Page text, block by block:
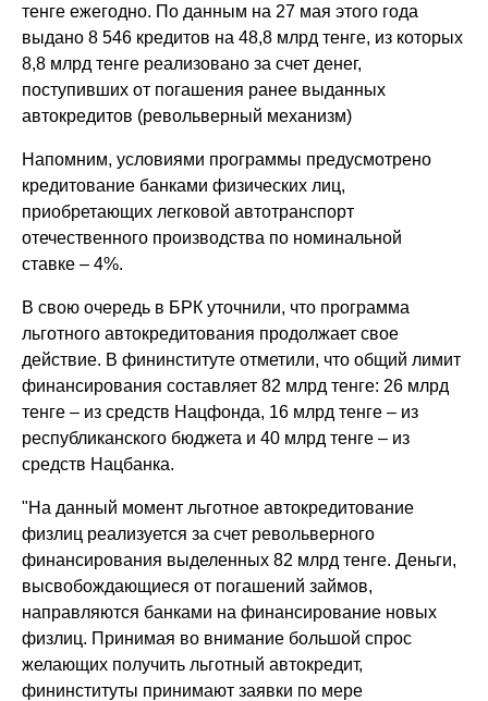
тенге ежегодно. По данным на 27 мая этого года
выдано 8 546 кредитов на 48,8 млрд тенге, из которых
8,8 млрд тенге реализовано за счет денег,
поступивших от погашения ранее выданных
автокредитов (револьверный механизм)
Напомним, условиями программы предусмотрено
кредитование банками физических лиц,
приобретающих легковой автотранспорт
отечественного производства по номинальной
ставке – 4%.
В свою очередь в БРК уточнили, что программа
льготного автокредитования продолжает свое
действие. В фининституте отметили, что общий лимит
финансирования составляет 82 млрд тенге: 26 млрд
тенге – из средств Нацфонда, 16 млрд тенге – из
республиканского бюджета и 40 млрд тенге – из
средств Нацбанка.
"На данный момент льготное автокредитование
физлиц реализуется за счет револьверного
финансирования выделенных 82 млрд тенге. Деньги,
высвобождающиеся от погашений займов,
направляются банками на финансирование новых
физлиц. Принимая во внимание большой спрос
желающих получить льготный автокредит,
фининституты принимают заявки по мере